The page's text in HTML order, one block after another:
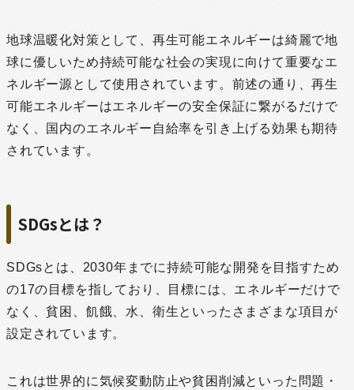
地球温暖化対策として、再生可能エネルギーは綺麗で地
球に優しいため持続可能な社会の実現に向けて重要なエ
ネルギー源として使用されています。前述の通り、再生
可能エネルギーはエネルギーの安全保証に繋がるだけで
なく、国内のエネルギー自給率を引き上げる効果も期待
されています。
SDGsとは？
SDGsとは、2030年までに持続可能な開発を目指すため
の17の目標を指しており、目標には、エネルギーだけで
なく、貧困、飢餓、水、衛生といったさまざまな項目が
設定されています。
これは世界的に気候変動防止や貧困削減といった問題・